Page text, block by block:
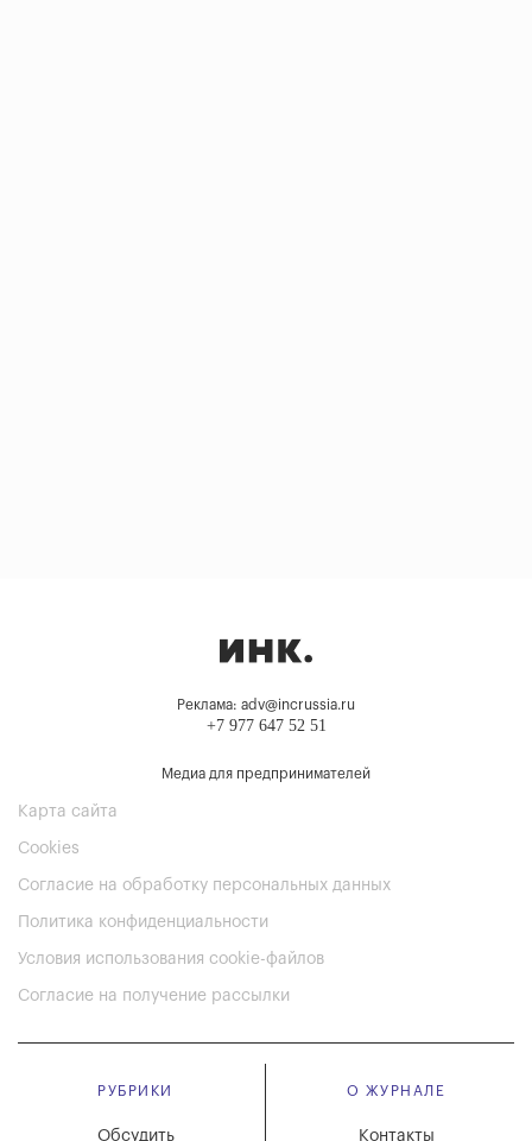
Реклама: adv@incrussia.ru
+7 977 647 52 51
Медиа для предпринимателей
Карта сайта
Cookies
Согласие на обработку персональных данных
Политика конфиденциальности
Условия использования cookie-файлов
Согласие на получение рассылки
РУБРИКИ
Обсудить
О ЖУРНАЛЕ
Контакты